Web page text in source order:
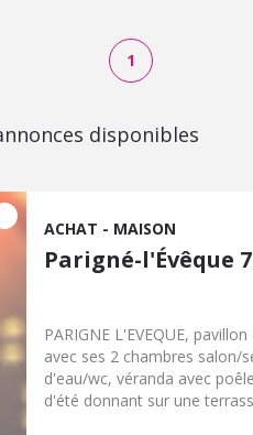
1
disponibles
ACHAT - MAISON
Parigné-l'Évêque
PARIGNE L'EVEQUE, pavillon de plain-pied
avec ses 2 chambres salon/
d'eau/wc, véranda avec
d'été donnant sur une